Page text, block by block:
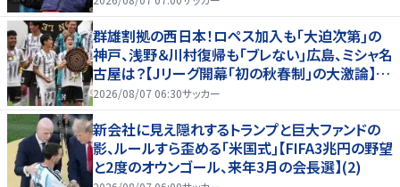
群雄割拠の西日本！ロペス加入も｢大迫次第｣の
神戸、浅野＆川村復帰も｢ブレない｣広島、ミシャ名
古屋は？【Jリーグ開幕｢初の秋春制｣の大激論】
(2)
2026/08/07 06:30サッカー
新会社に見え隠れするトランプと巨大ファンドの
影、ルールすら歪める｢米国式｣【FIFA3兆円の野望
と2度のオウンゴール、来年3月の会長選】(2)